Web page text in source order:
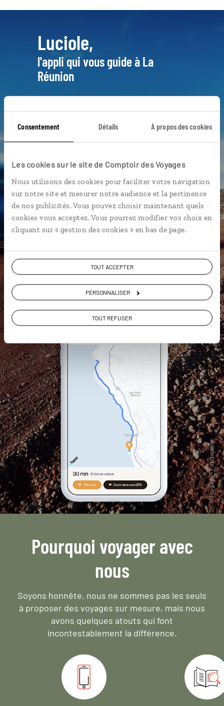
Consentement Détails À propos des cookies
Les cookies sur le site de Comptoir des Voyages
Nous utilisons des cookies pour faciliter votre navigation
sur notre site et mesurer notre audience et la pertinence
de nos publicités. Vous pouvez choisir maintenant quels
cookies vous acceptez. Vous pourrez modifier vos choix en
cliquant sur « gestion des cookies » en bas de page.
TOUT ACCEPTER
PERSONNALISER
TOUT REFUSER
Luciole,
l'appli qui vous guide à La
Réunion
L’itinéraire vers votre case créole
en 1 clic
Notre sélection de restaurants
pour un rougail
randonnée géolocalisés
L'album souvenirs à composer
vous-même
Pourquoi voyager avec
nous
Soyons honnête, nous ne sommes pas les seuls
à proposer des voyages sur mesure, mais nous
avons quelques atouts qui font
incontestablement la différence.